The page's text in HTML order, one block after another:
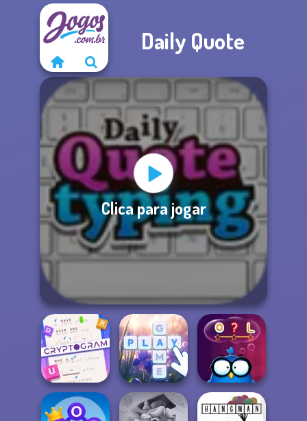
Daily Quote
Clica para jogar